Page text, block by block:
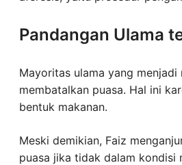
Pandangan Ulama
Mayoritas ulama yang
membatalkan puasa. Hal ini
bentuk makanan.
Meski demikian, Faiz
puasa jika tidak dalam kondisi